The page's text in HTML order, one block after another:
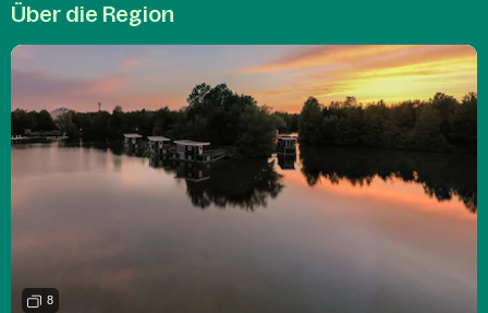
Über die Region
8